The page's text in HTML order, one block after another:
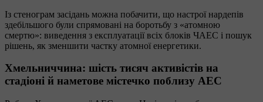
Із стенограм засідань можна побачити, що настрої нардепів
здебільшого були спрямовані на боротьбу з «атомною
смертю»: виведення з експлуатації всіх блоків ЧАЕС і пошук
рішень, як зменшити частку атомної енергетики.
Хмельниччина: шість тисяч активістів на
стадіоні й наметове містечко поблизу АЕС